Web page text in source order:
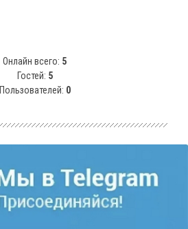
Онлайн всего: 5
Гостей: 5
Пользователей: 0